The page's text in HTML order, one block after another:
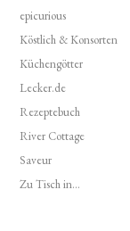
epicurious
Köstlich & Konsorten
Küchengötter
Lecker.de
Rezeptebuch
River Cottage
Saveur
Zu Tisch in...